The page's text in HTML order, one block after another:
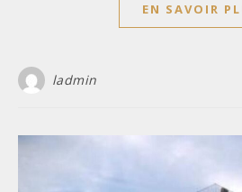
EN SAVOIR
ladmin